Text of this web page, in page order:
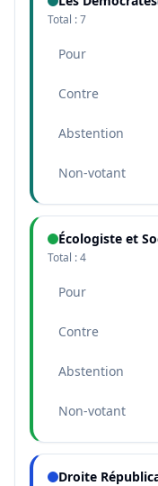
Total :7
Pour
Contre
Abstention
Non-votant
Écologiste et
Total :4
Pour
Contre
Abstention
Non-votant
Droite